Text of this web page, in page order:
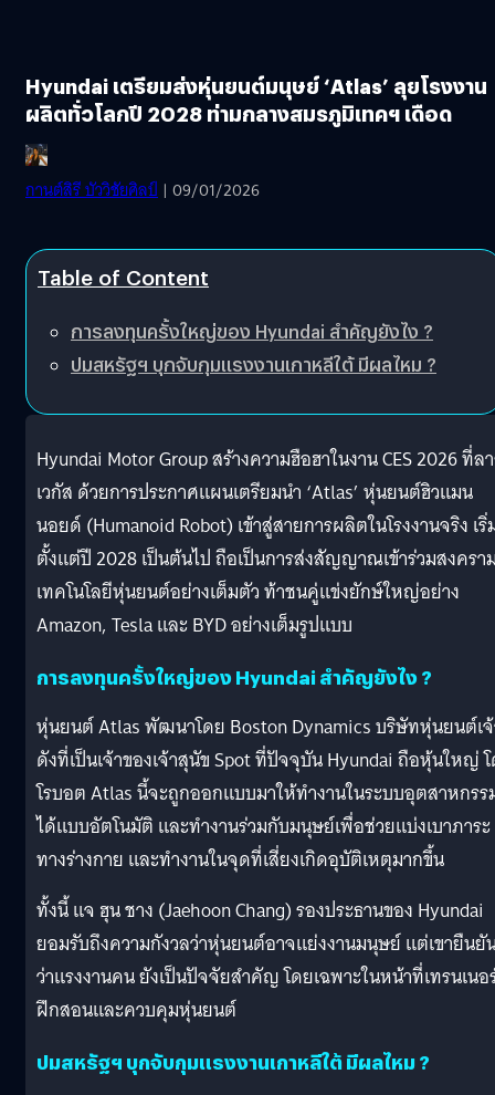
Hyundai เตรียมส่งหุ่นยนต์มนุษย์ ‘Atlas’ ลุยโรงงาน
ผลิตทั่วโลกปี 2028 ท่ามกลางสมรภูมิเทคฯ เดือด
กานต์สิรี บัววิชัยศิลป์ | 09/01/2026
Table of Content
การลงทุนครั้งใหญ่ของ Hyundai สำคัญยังไง ?
ปมสหรัฐฯ บุกจับกุมแรงงานเกาหลีใต้ มีผลไหม ?
Hyundai Motor Group สร้างความฮือฮาในงาน CES 2026 ที่ล
เวกัส ด้วยการประกาศแผนเตรียมนำ ‘Atlas’ หุ่นยนต์ฮิวแมน
นอยด์ (Humanoid Robot) เข้าสู่สายการผลิตในโรงงานจริง เริ่
ตั้งแต่ปี 2028 เป็นต้นไป ถือเป็นการส่งสัญญาณเข้าร่วมสงครา
เทคโนโลยีหุ่นยนต์อย่างเต็มตัว ท้าชนคู่แข่งยักษ์ใหญ่อย่าง
Amazon, Tesla และ BYD อย่างเต็มรูปแบบ
การลงทุนครั้งใหญ่ของ Hyundai สำคัญยังไง ?
หุ่นยนต์ Atlas พัฒนาโดย Boston Dynamics บริษัทหุ่นยนต์เ
ดังที่เป็นเจ้าของเจ้าสุนัข Spot ที่ปัจจุบัน Hyundai ถือหุ้นใหญ่
โรบอต Atlas นี้จะถูกออกแบบมาให้ทำงานในระบบอุตสาหกรร
ได้แบบอัตโนมัติ และทำงานร่วมกับมนุษย์เพื่อช่วยแบ่งเบาภาระ
ทางร่างกาย และทำงานในจุดที่เสี่ยงเกิดอุบัติเหตุมากขึ้น
ทั้งนี้ แจ ฮุน ชาง (Jaehoon Chang) รองประธานของ Hyundai
ยอมรับถึงความกังวลว่าหุ่นยนต์อาจแย่งงานมนุษย์ แต่เขายืนยั
ว่าแรงงานคน ยังเป็นปัจจัยสำคัญ โดยเฉพาะในหน้าที่เทรนเน
ฝึกสอนและควบคุมหุ่นยนต์
ปมสหรัฐฯ บุกจับกุมแรงงานเกาหลีใต้ มีผลไหม ?